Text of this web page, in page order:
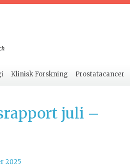
Klinisk Forskning Prostatacancer
juli –
2025